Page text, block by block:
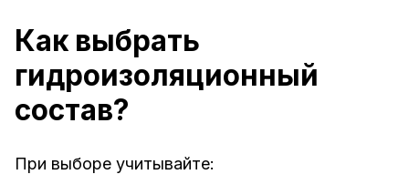
Как выбрать
гидроизоляционный
состав?
При выборе учитывайте: